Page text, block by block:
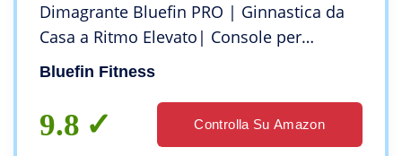
Dimagrante Bluefin PRO | Ginnastica da
Casa a Ritmo Elevato| Console per
Allenamento Completo | Rotazione dei
Aux
Bluefin Fitness
9.8 Controlla Su Amazon